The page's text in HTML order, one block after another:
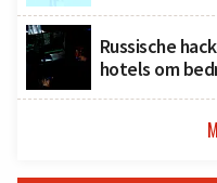
Russische
hotels om